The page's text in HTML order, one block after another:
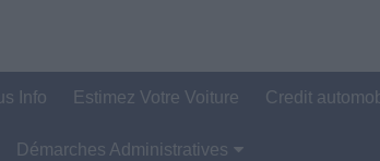
Info Estimez Votre Voiture Credit
Démarches Administratives